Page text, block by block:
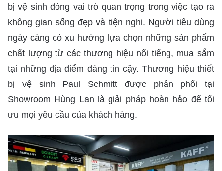
a
l
bị vệ sinh đóng vai trò quan trọng trong việc tạo ra
không gian sống đẹp và tiện nghi. Người tiêu dùng
ngày càng có xu hướng lựa chọn những sản phẩm
chất lượng từ các thương hiệu nổi tiếng, mua sắm
tại những địa điểm đáng tin cậy. Thương hiệu thiết
bị vệ sinh Paul Schmitt được phân phối tại
Showroom Hùng Lan là giải pháp hoàn hảo để tối
ưu mọi yêu cầu của khách hàng.